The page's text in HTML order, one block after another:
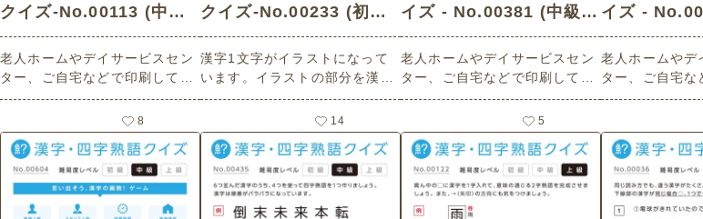
クイズ-No.00113 (中級/
漢字・四字熟語クイズの
介護レク素材)
老人ホームやデイサービスセン
ター、ご自宅などで印刷してお
使いいただける無料の高齢者向
け介護レク素材（漢字・四字熟
語クイズ・中級）です。
8
クイズ-No.00233 (初級/
漢字・四字熟語クイズの
介護レク素材)
漢字1文字がイラストになって
います。イラストの部分を漢字
に直して、熟語を完成させまし
スセンター、ご自宅などで印刷
してお使いいただける無料の高
齢者向け介護レク素材（漢字・
四字熟語クイズ・初級）です。
14
イズ - No.00381 (中級/
漢字・四字熟語クイズの
介護レク素材)
老人ホームやデイサービスセン
ター、ご自宅などで印刷してお
使いいただける無料の高齢者向
け介護レク素材（漢字・四字熟
語クイズ・中級）です。
5
イズ -
漢字・四字
介護レク素
老人ホームやデ
ター、ご自宅な
使いいただける
け介護レク素材
語クイズ・初級